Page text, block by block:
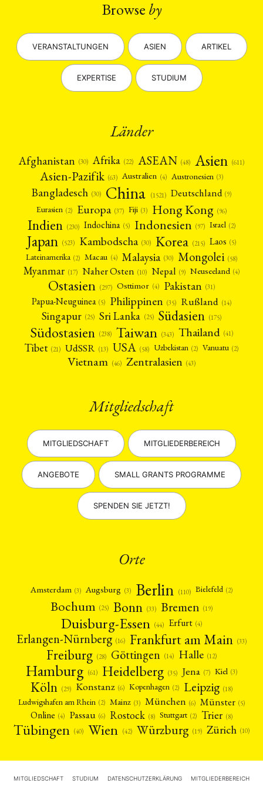
Browse by
VERANSTALTUNGEN ASIEN ARTIKEL
EXPERTISE STUDIUM
Länder
Afghanistan (30) Afrika (22) ASEAN (48) Asien (611)
Asien-Pazifik (63) Australien (4) Austronesien (3)
Bangladesch (30) China (1521) Deutschland (9)
Eurasien (2) Europa (37) Fiji (3) Hong Kong (96)
Indien (230) Indochina (5) Indonesien (97) Israel (2)
Japan (523) Kambodscha (30) Korea (215) Laos (5)
Lateinamerika (2) Macau (4) Malaysia (30) Mongolei (58)
Myanmar (17) Naher Osten (10) Nepal (9) Neuseeland (4)
Ostasien (297) Osttimor (4) Pakistan (31)
Papua-Neuguinea (5) Philippinen (35) Rußland (14)
Singapur (25) Sri Lanka (25) Südasien (175)
Südostasien (238) Taiwan (343) Thailand (41)
Tibet (21) UdSSR (13) USA (58) Uzbekistan (2) Vanuatu (2)
Vietnam (46) Zentralasien (43)
Mitgliedschaft
MITGLIEDSCHAFT MITGLIEDERBEREICH
ANGEBOTE SMALL GRANTS PROGRAMME
SPENDEN SIE JETZT!
Orte
Amsterdam (3) Augsburg (3) Berlin (110) Bielefeld (2)
Bochum (25) Bonn (33) Bremen (19)
Duisburg-Essen (44) Erfurt (4)
Erlangen-Nürnberg (16) Frankfurt am Main (33)
Freiburg (28) Göttingen (14) Halle (12)
Hamburg (61) Heidelberg (35) Jena (7) Kiel (3)
Köln (29) Konstanz (6) Kopenhagen (2) Leipzig (18)
Ludwigshafen am Rhein (2) Mainz (3) München (6) Münster (5)
Online (4) Passau (6) Rostock (8) Stuttgart (2) Trier (8)
Tübingen (40) Wien (42) Würzburg (19) Zürich (10)
MITGLIEDSCHAFT STUDIUM DATENSCHUTZERKLÄRUNG MITGLIEDERBEREICH